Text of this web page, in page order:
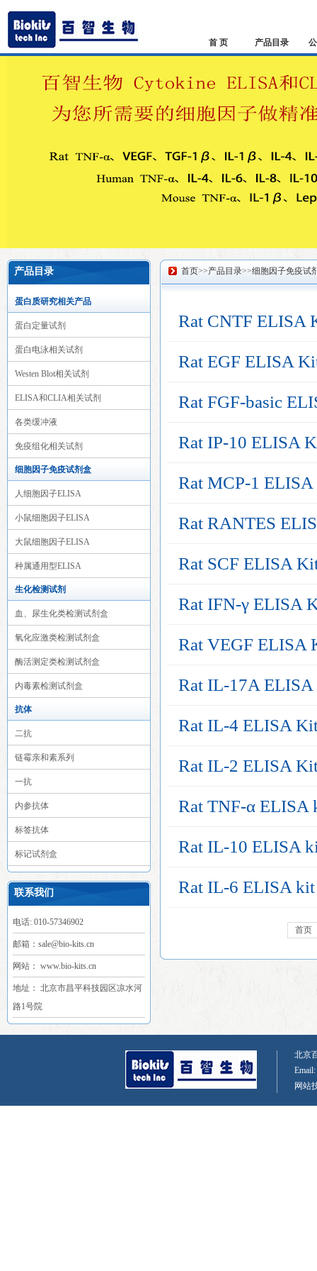
首 页 产品目录
产品目录
蛋白质研究相关产品
蛋白定量试剂
蛋白电泳相关试剂
Westen Blot相关试剂
ELISA和CLIA相关试剂
各类缓冲液
免疫组化相关试剂
细胞因子免疫试剂盒
人细胞因子ELISA
小鼠细胞因子ELISA
大鼠细胞因子ELISA
种属通用型ELISA
生化检测试剂
血、尿生化类检测试剂盒
氧化应激类检测试剂盒
酶活测定类检测试剂盒
内毒素检测试剂盒
抗体
二抗
链霉亲和素系列
一抗
内参抗体
标签抗体
标记试剂盒
联系我们
电话: 010-57346902
邮箱：sale@bio-kits.cn
网站： www.bio-kits.cn
地址： 北京市昌平科技园区凉水河
路1号院
首页>>产品目录>>细胞因子免疫试
Rat CNTF ELISA
Rat EGF ELISA
Rat FGF-basic
Rat IP-10 ELISA
Rat MCP-1
Rat RANTES
Rat SCF ELISA
Rat IFN-γ ELISA
Rat VEGF ELISA
Rat IL-17A
Rat IL-4 ELISA
Rat IL-2 ELISA
Rat TNF-α ELISA
Rat IL-10 ELISA
Rat IL-6 ELISA kit
首页
北京
网站